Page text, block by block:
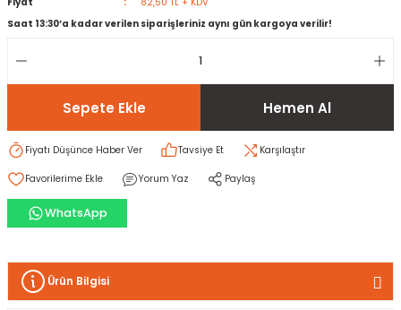
& PANEL
Saat 13:30’a kadar verilen siparişleriniz aynı gün kargoya verilir!
Sepete Ekle Hemen Al
Fiyatı Düşünce Haber Ver Tavsiye Et Karşılaştır
Yorum Yaz Paylaş
WhatsApp
Ürün Bilgisi